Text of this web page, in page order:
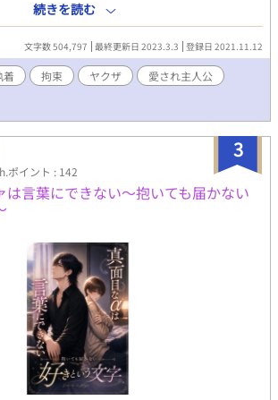
に入った琳太郎は、そのまま自分の家で囲う
足枷を嵌められた監禁生活が始まり、純粋
琳太郎によって強制的に塗り替えられてい
崩れていく晴柊は、ある日脱走を決意する
し美少年と狂気とも呼べる執着心を持つ男
微グロ描写、レイプ表現、男性妊娠描写
続きを読む
文字数 504,797 最終更新日 2023.3.3 登録日 2021.11.12
着 拘束 ヤクザ
愛され主人公
3
ポイント : 142
は言葉にできない〜抱いても届かない